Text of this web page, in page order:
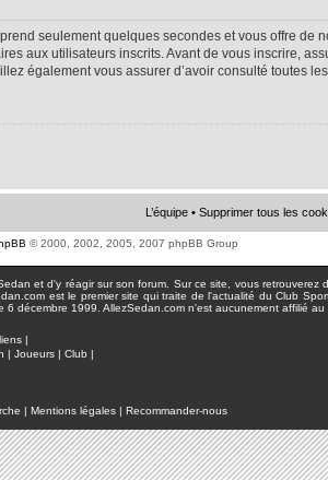
seulement quelques secondes et vous offre de
aux utilisateurs inscrits. Avant de vous inscrire,
également vous assurer d’avoir consulté toutes
L’équipe • Supprimer tous les
© 2000, 2002, 2005, 2007 phpBB Group
et d'y réagir sur son forum. Sur ce site, vous retrouverez
est le premier site qui traite de l'actualité du Club
6 décembre 1999. AllezSedan.com n'est aucunement affilié
liens |
| Joueurs | Club |
| Mentions légales | Recommander-nous